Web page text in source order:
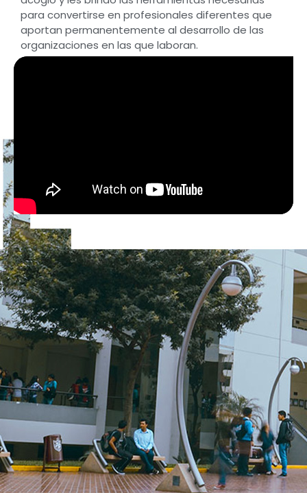
para convertirse en profesionales diferentes que
aportan permanentemente al desarrollo de las
organizaciones en las que laboran.